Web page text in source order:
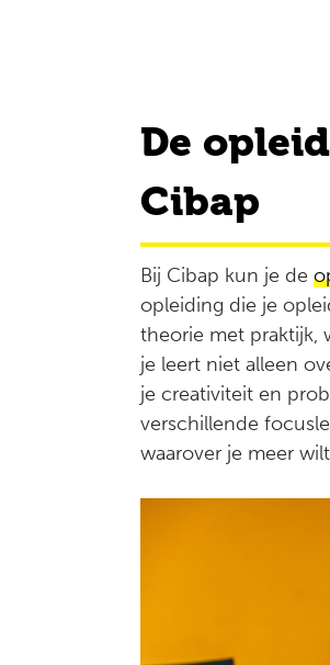
De
Cibap
Bij Cibap kun je de
opleiding die je
theorie met praktijk,
je leert niet alleen
je creativiteit en
verschillende
waarover je meer